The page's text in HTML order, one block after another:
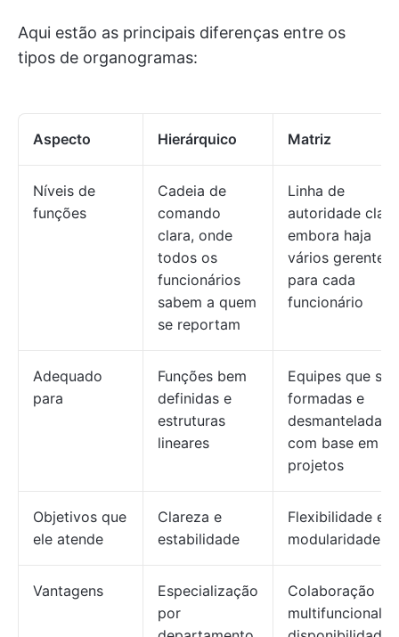
Aqui estão as principais diferenças entre os
tipos de organogramas:
Aspecto Hierárquico Matriz
Níveis de
funções
Cadeia de
comando
clara, onde
todos os
funcionários
sabem a quem
se reportam
Linha de
autoridade
embora haja
vários gerentes
para cada
funcionário
Adequado
para
Funções bem
definidas e
estruturas
lineares
Equipes que são
formadas e
desmanteladas
com base em
projetos
Objetivos que
ele atende
Clareza e
estabilidade
Flexibilidade e
modularidade
Vantagens
Especialização
por
Colaboração
multifuncional,